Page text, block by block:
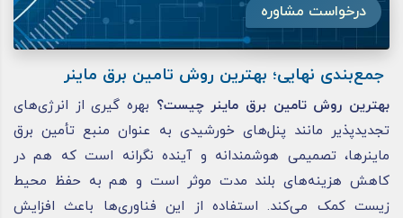
درخواست مشاوره
جمع‌بندی نهایی؛ بهترین روش تامین برق ماینر
بهترین روش تامین برق ماینر چیست؟ بهره‌ گیری از انرژی‌های
تجدیدپذیر مانند پنل‌های خورشیدی به عنوان منبع تأمین برق
ماینرها، تصمیمی هوشمندانه و آینده‌ نگرانه است که هم در
کاهش هزینه‌های بلند مدت موثر است و هم به حفظ محیط
زیست کمک می‌کند. استفاده از این فناوری‌ها باعث افزایش